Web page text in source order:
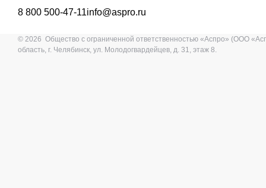
8 800 500-47-11info@aspro.ru
© 2026 Общество с ограниченной ответственностью «Аспро» (ООО
область, г. Челябинск, ул. Молодогвардейцев, д. 31, этаж 8.